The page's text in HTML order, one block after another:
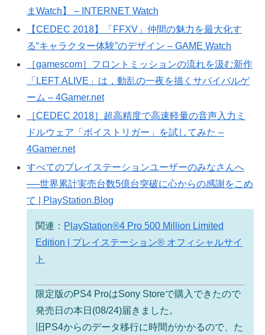
まWatch】 – INTERNET Watch
【CEDEC 2018】「FFXV」仲間の魅力を最大化す
る“キャラクター体験”のデザイン – GAME Watch
［gamescom］フロントミッションの流れを汲む新作
「LEFT ALIVE」は，動乱の一夜を描くサバイバルゲ
ーム – 4Gamer.net
［CEDEC 2018］超高精度で高速軽量の音声入力ミ
ドルウェア「ボイストリガー」を試してみた –
4Gamer.net
すべてのプレイステーションユーザーのみなさんへ
──世界累計実売台数5億台突破に心からの感謝をこめ
て | PlayStation.Blog
関連： PlayStation®4 Pro 500 Million Limited
Edition | プレイステーション® オフィシャルサイ
ト
限定版のPS4 ProはSony Storeで購入できたので
発売日の本日(08/24)届きました。
旧PS4からのデータ移行に時間がかかるので、た